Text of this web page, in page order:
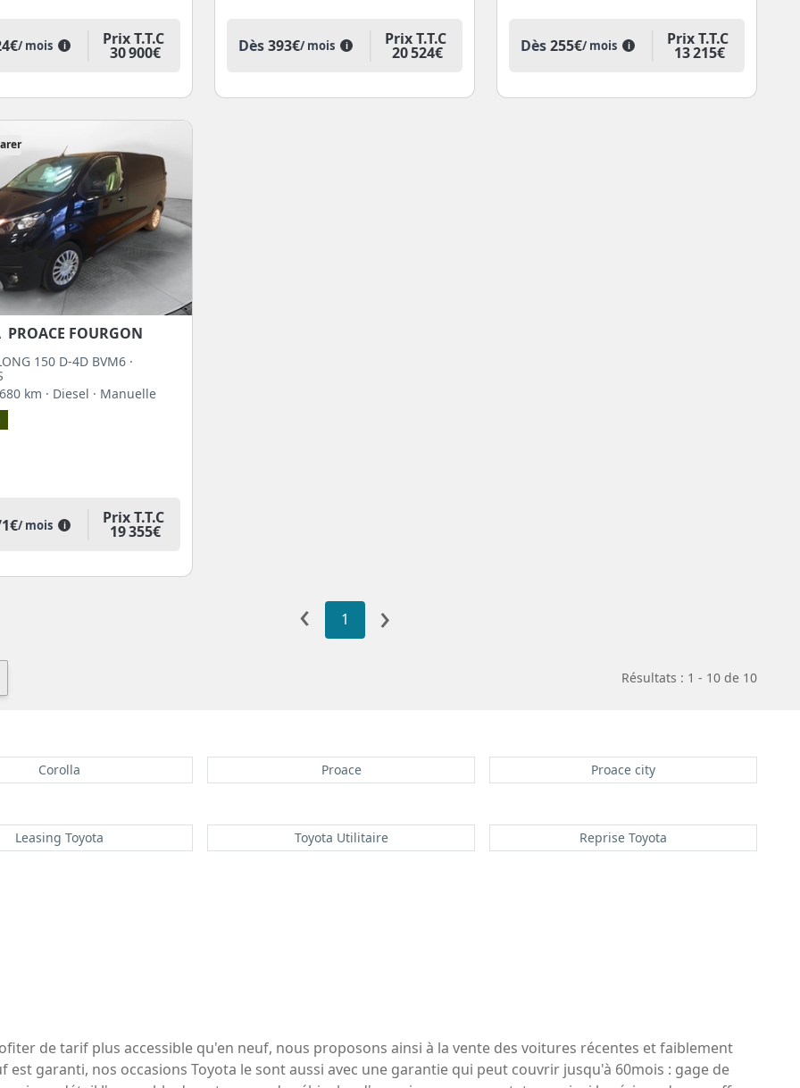
/ mois i Prix T.T.C
30 900€ Dès393€/ mois i Prix T.T.C
20 524€ Dès255€/ mois i Prix T.T.C
13 215€
PROACE FOURGON
150 D-4D BVM6 ·
km · Diesel · Manuelle
/ mois i Prix T.T.C
19 355€
‹ 1 ›
Résultats : 1 - 10 de 10
Corolla Proace Proace city
Leasing Toyota Toyota Utilitaire Reprise Toyota
de tarif plus accessible qu'en neuf, nous proposons ainsi à la vente des voitures récentes et faiblement
est garanti, nos occasions Toyota le sont aussi avec une garantie qui peut couvrir jusqu'à 60mois : gage de